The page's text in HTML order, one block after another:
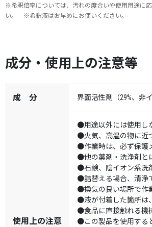
※希釈倍率については、汚れの度合いや使用用途に
い。 ※希釈液はお早めにお使いください。
成分・使用上の注意等
成 分 界面活性剤（29%、非
使用上の注意
●用途以外には使用し
●火気、高温の物に近
●作業時は、必ず保護
●他の薬剤・洗浄剤と
●石鹸、陰イオン系洗
●詰替える場合、清浄
●換気の良い場所で作
●液が付着した箇所は
●食品に直接触れる機
●この製品を使用する